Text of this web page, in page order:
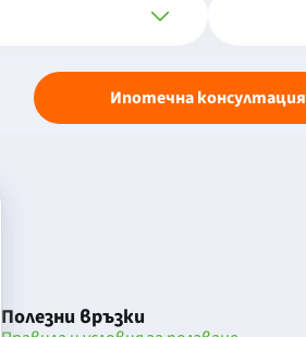
Ипотечна консултация
Полезни връзки